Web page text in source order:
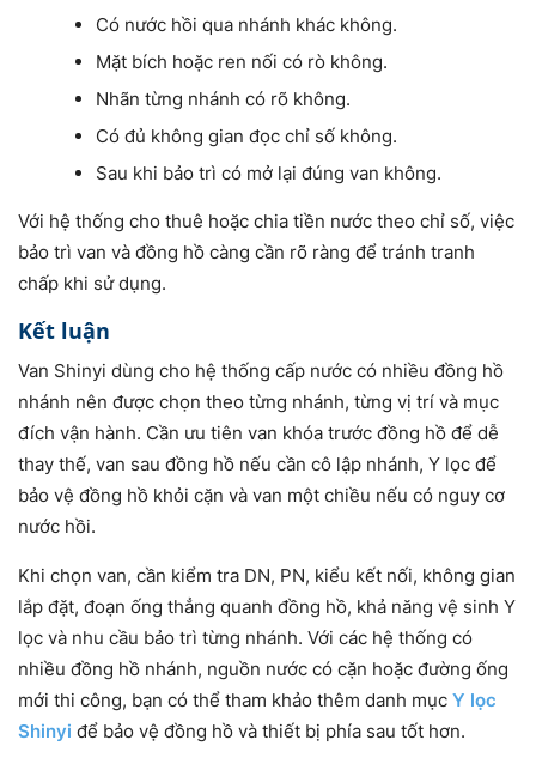
Có nước hồi qua nhánh khác không.
Mặt bích hoặc ren nối có rò không.
Nhãn từng nhánh có rõ không.
Có đủ không gian đọc chỉ số không.
Sau khi bảo trì có mở lại đúng van không.
Với hệ thống cho thuê hoặc chia tiền nước theo chỉ số, việc
bảo trì van và đồng hồ càng cần rõ ràng để tránh tranh
chấp khi sử dụng.
Kết luận
Van Shinyi dùng cho hệ thống cấp nước có nhiều đồng hồ
nhánh nên được chọn theo từng nhánh, từng vị trí và mục
đích vận hành. Cần ưu tiên van khóa trước đồng hồ để dễ
thay thế, van sau đồng hồ nếu cần cô lập nhánh, Y lọc để
bảo vệ đồng hồ khỏi cặn và van một chiều nếu có nguy cơ
nước hồi.
Khi chọn van, cần kiểm tra DN, PN, kiểu kết nối, không gian
lắp đặt, đoạn ống thẳng quanh đồng hồ, khả năng vệ sinh Y
lọc và nhu cầu bảo trì từng nhánh. Với các hệ thống có
nhiều đồng hồ nhánh, nguồn nước có cặn hoặc đường ống
mới thi công, bạn có thể tham khảo thêm danh mục Y lọc
Shinyi để bảo vệ đồng hồ và thiết bị phía sau tốt hơn.